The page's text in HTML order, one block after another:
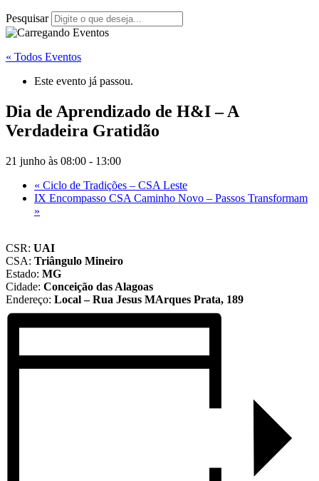
Pesquisar
« Todos Eventos
Este evento já passou.
Dia de Aprendizado de H&I – A
Verdadeira Gratidão
21 junho às 08:00 - 13:00
« Ciclo de Tradições – CSA Leste
IX Encompasso CSA Caminho Novo – Passos Transformam
»
CSR: UAI
CSA: Triângulo Mineiro
Estado: MG
Cidade: Conceição das Alagoas
Endereço: Local – Rua Jesus MArques Prata, 189